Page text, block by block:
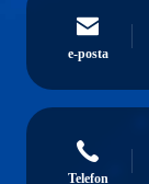
e-posta
Telefon